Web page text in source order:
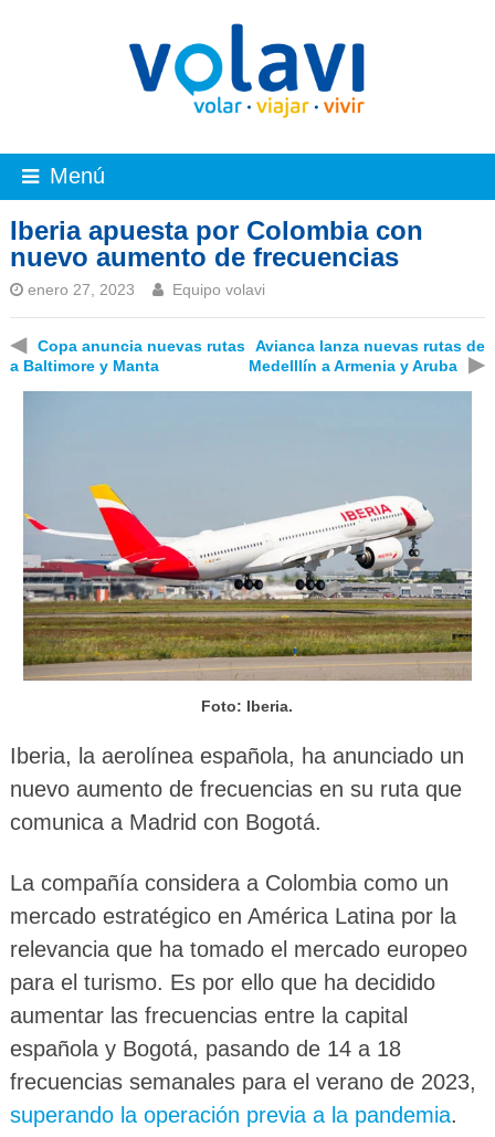
Menú
Iberia apuesta por Colombia con
nuevo aumento de frecuencias
enero 27, 2023 Equipo volavi
◀
Copa anuncia nuevas rutas
a Baltimore y Manta
Avianca lanza nuevas rutas de
Medelllín a Armenia y Aruba
▶
Foto: Iberia.
Iberia, la aerolínea española, ha anunciado un
nuevo aumento de frecuencias en su ruta que
comunica a Madrid con Bogotá.
La compañía considera a Colombia como un
mercado estratégico en América Latina por la
relevancia que ha tomado el mercado europeo
para el turismo. Es por ello que ha decidido
aumentar las frecuencias entre la capital
española y Bogotá, pasando de 14 a 18
frecuencias semanales para el verano de 2023,
superando la operación previa a la pandemia.